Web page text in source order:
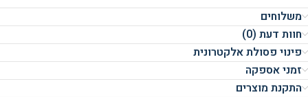
משלוחים
חוות דעת (0)
פינוי פסולת אלקטרונית
זמני אספקה
התקנת מוצרים